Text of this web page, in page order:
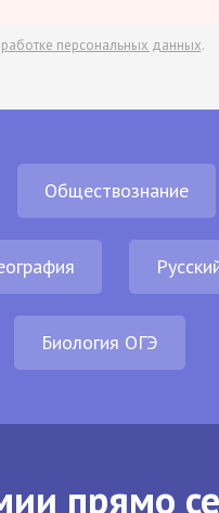
персональных данных.
Обществознание
Биология ОГЭ
прямо